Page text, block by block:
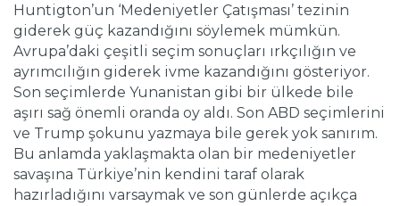
Huntigton’un ‘Medeniyetler Çatışması’ tezinin
giderek güç kazandığını söylemek mümkün.
Avrupa’daki çeşitli seçim sonuçları ırkçılığın ve
ayrımcılığın giderek ivme kazandığını gösteriyor.
Son seçimlerde Yunanistan gibi bir ülkede bile
aşırı sağ önemli oranda oy aldı. Son ABD seçimlerini
ve Trump şokunu yazmaya bile gerek yok sanırım.
Bu anlamda yaklaşmakta olan bir medeniyetler
savaşına Türkiye’nin kendini taraf olarak
hazırladığını varsaymak ve son günlerde açıkça